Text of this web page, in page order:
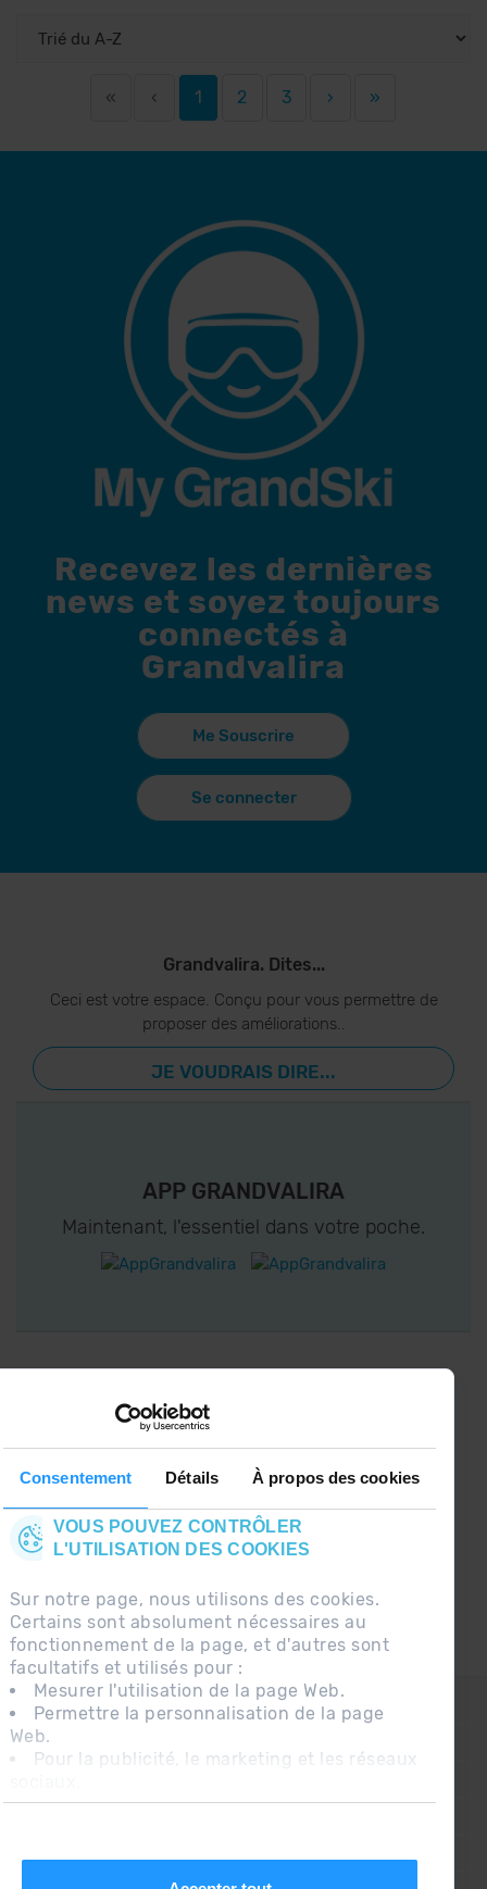
Consentement Détails À propos des cookies
VOUS POUVEZ CONTRÔLER
L'UTILISATION DES COOKIES
Sur notre page, nous utilisons des cookies.
Certains sont absolument nécessaires au
fonctionnement de la page, et d'autres sont
facultatifs et utilisés pour :
Mesurer l'utilisation de la page Web.
Permettre la personnalisation de la page
Web.
Pour la publicité, le marketing et les réseaux
En cliquant sur « Accepter tout », vous
« ‹ 1 2 3 › »
Recevez les dernières
news et soyez toujours
connectés à
Grandvalira
Me Souscrire
Se connecter
Grandvalira. Dites...
Ceci est votre espace. Conçu pour vous permettre de
proposer des améliorations..
JE VOUDRAIS DIRE...
APP GRANDVALIRA
Maintenant, l'essentiel dans votre poche.
CONNECTEZ-VOUS À GRANDVALIRA!
Suivez-nous sur les Réseaux Sociaux et soyez
CONTACT
QUESTIONS FRÉQUENTES